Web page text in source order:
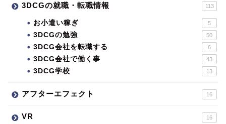
3DCGの就職・転職情報 113
お小遣い稼ぎ 5
3DCGの勉強 50
3DCG会社を転職する 6
3DCG会社で働く事 43
3DCG学校 13
アフターエフェクト 16
VR 16